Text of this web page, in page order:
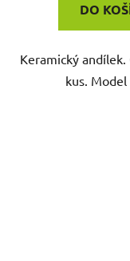
DO
Keramický andílek.
kus. Model